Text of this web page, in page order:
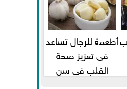
أطعمة للرجال تساعد
فى تعزيز صحة
القلب فى سن